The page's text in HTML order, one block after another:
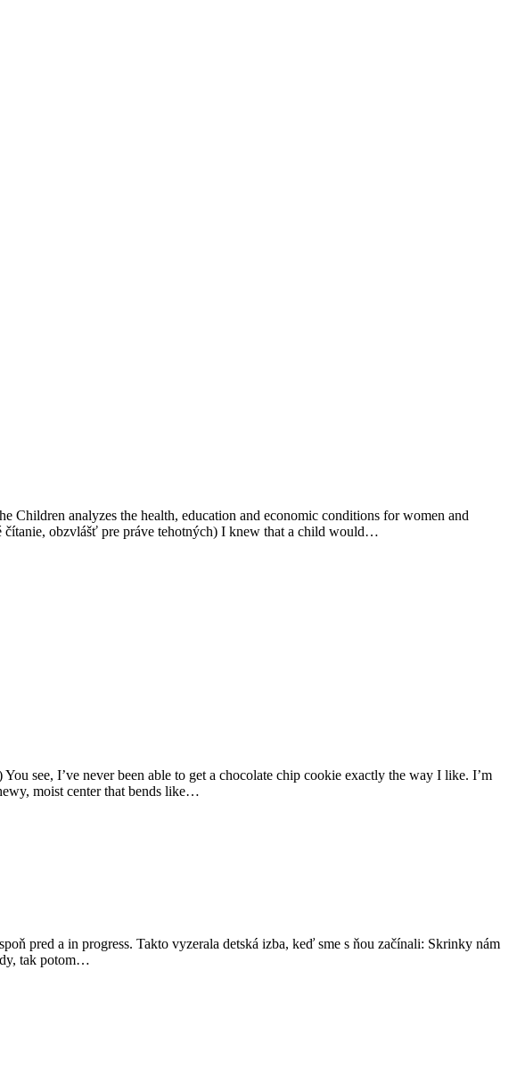
Children analyzes the health, education and economic conditions for women and
obzvlášť pre práve tehotných) I knew that a child would…
see, I’ve never been able to get a chocolate chip cookie exactly the way I like. I’m
moist center that bends like…
pred a in progress. Takto vyzerala detská izba, keď sme s ňou začínali: Skrinky nám
tak potom…